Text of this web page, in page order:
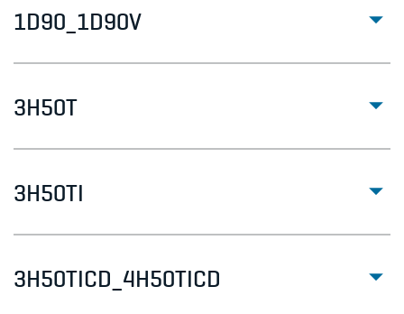
1D90_1D90V
3H50T
3H50TI
3H50TICD_4H50TICD